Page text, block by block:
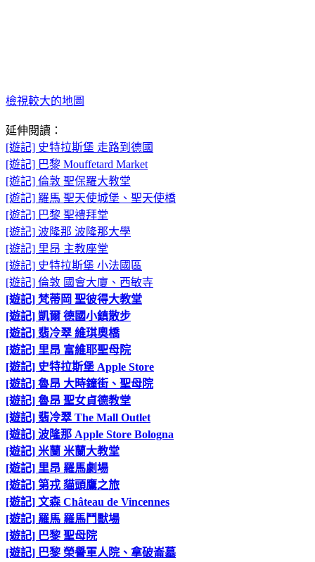
檢視較大的地圖
延伸閱讀：
[遊記] 史特拉斯堡 走路到德國
[遊記] 巴黎 Mouffetard Market
[遊記] 倫敦 聖保羅大教堂
[遊記] 羅馬 聖天使城堡、聖天使橋
[遊記] 巴黎 聖禮拜堂
[遊記] 波隆那 波隆那大學
[遊記] 里昂 主教座堂
[遊記] 史特拉斯堡 小法國區
[遊記] 倫敦 國會大廈、西敏寺
[遊記] 梵蒂岡 聖彼得大教堂
[遊記] 凱爾 德國小鎮散步
[遊記] 翡冷翠 維琪奧橋
[遊記] 里昂 富維耶聖母院
[遊記] 史特拉斯堡 Apple Store
[遊記] 魯昂 大時鐘街、聖母院
[遊記] 魯昂 聖女貞德教堂
[遊記] 翡冷翠 The Mall Outlet
[遊記] 波隆那 Apple Store Bologna
[遊記] 米蘭 米蘭大教堂
[遊記] 里昂 羅馬劇場
[遊記] 第戎 貓頭鷹之旅
[遊記] 文森 Château de Vincennes
[遊記] 羅馬 羅馬鬥獸場
[遊記] 巴黎 聖母院
[遊記] 巴黎 榮譽軍人院、拿破崙墓